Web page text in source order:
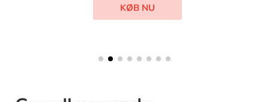
KØB NU